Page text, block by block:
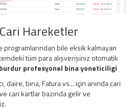
Hareketler
programlarından bile eksik kalmayan
tüm para alışverişiniz otomatik
burdur profesyonel bina yoneticiligi
daire, bina, Fatura vs... için anında cari
cari kartlar bazında gelir ve